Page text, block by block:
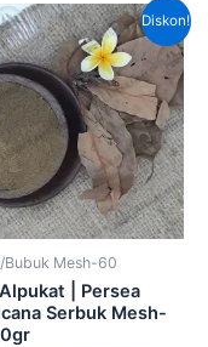
Diskon!
Bubuk Mesh-60
| Persea
Serbuk Mesh-
Harga
aslinya
adalah:
Rp40,000.00.
Harga
saat
ini